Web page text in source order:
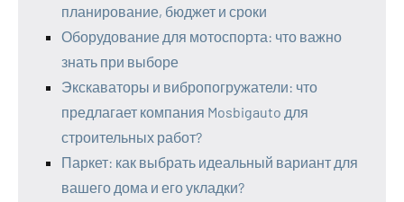
планирование, бюджет и сроки
Оборудование для мотоспорта: что важно
знать при выборе
Экскаваторы и вибропогружатели: что
предлагает компания Mosbigauto для
строительных работ?
Паркет: как выбрать идеальный вариант для
вашего дома и его укладки?